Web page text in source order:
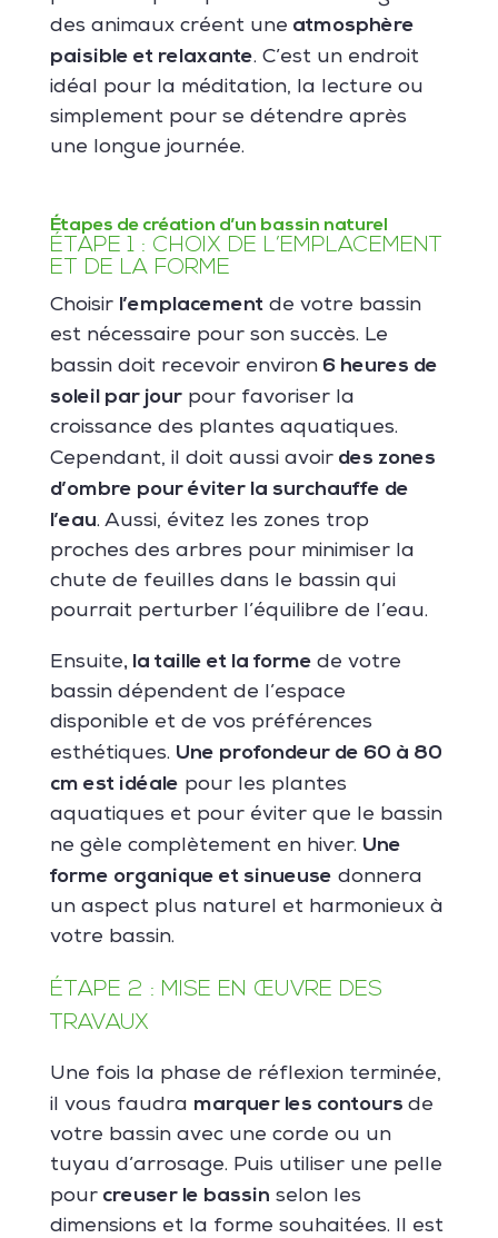
des animaux créent une atmosphère
paisible et relaxante. C’est un endroit
idéal pour la méditation, la lecture ou
simplement pour se détendre après
une longue journée.
Étapes de création d’un bassin naturel
ÉTAPE 1 : CHOIX DE L’EMPLACEMENT
ET DE LA FORME
Choisir l’emplacementde votre bassin
est nécessaire pour son succès. Le
bassin doit recevoir environ6 heures de
soleil par jourpour favoriser la
croissance des plantes aquatiques.
Cependant, il doit aussi avoirdes zones
d’ombre pour éviter la surchauffe de
l’eau. Aussi, évitez les zones trop
proches des arbres pour minimiser la
chute de feuilles dans le bassin qui
pourrait perturber l’équilibre de l’eau.
Ensuite, la taille et la forme de votre
bassin dépendent de l’espace
disponible et de vos préférences
esthétiques. Une profondeur de 60 à 80
cm est idéale pour les plantes
aquatiques et pour éviter que le bassin
ne gèle complètement en hiver. Une
forme organique et sinueuse donnera
un aspect plus naturel et harmonieux à
votre bassin.
ÉTAPE 2 : MISE EN ŒUVRE DES
TRAVAUX
Une fois la phase de réflexion terminée,
il vous faudra marquer les contours de
votre bassin avec une corde ou un
tuyau d’arrosage. Puis utiliser une pelle
pourcreuser le bassin selon les
dimensions et la forme souhaitées. Il est